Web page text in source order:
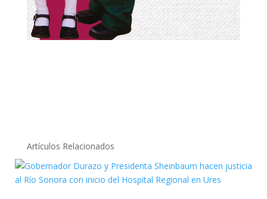
Artículos Relacionados